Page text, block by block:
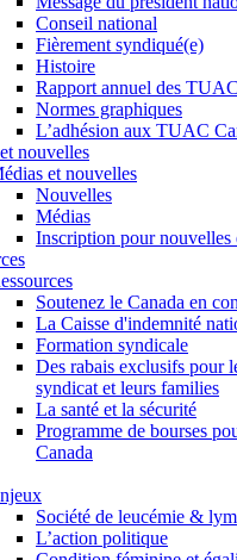
Conseil national
Fièrement syndiqué(e)
Histoire
Rapport annuel des
Normes graphiques
L’adhésion aux TUAC
nouvelles
et nouvelles
Nouvelles
Médias
Inscription pour nouvelles
Soutenez le Canada en
La Caisse d'indemnité
Formation syndicale
Des rabais exclusifs pour
syndicat et leurs families
La santé et la sécurité
Programme de bourses
Canada
Société de leucémie &
L’action politique